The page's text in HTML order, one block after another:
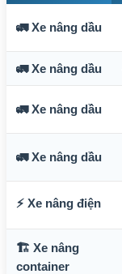
🚛 Xe nâng dầu
🚛 Xe nâng dầu
🚛 Xe nâng dầu
🚛 Xe nâng dầu
⚡ Xe nâng điện
🏗️ Xe nâng
container